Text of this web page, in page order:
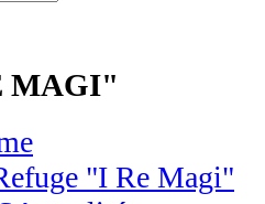
MAGI"
"I Re Magi"